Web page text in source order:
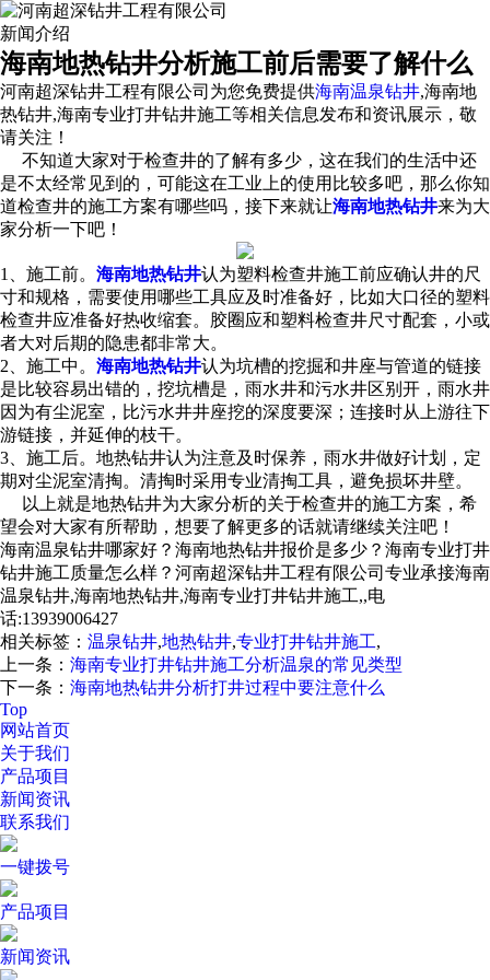
新闻介绍
海南地热钻井分析施工前后需要了解什么
河南超深钻井工程有限公司为您免费提供海南温泉钻井,海南地
热钻井,海南专业打井钻井施工等相关信息发布和资讯展示，敬
请关注！
不知道大家对于检查井的了解有多少，这在我们的生活中还
是不太经常见到的，可能这在工业上的使用比较多吧，那么你知
道检查井的施工方案有哪些吗，接下来就让海南地热钻井来为大
家分析一下吧！
1、施工前。 海南地热钻井认为塑料检查井施工前应确认井的尺
寸和规格，需要使用哪些工具应及时准备好，比如大口径的塑料
检查井应准备好热收缩套。胶圈应和塑料检查井尺寸配套，小或
者大对后期的隐患都非常大。
2、施工中。 海南地热钻井认为坑槽的挖掘和井座与管道的链接
是比较容易出错的，挖坑槽是，雨水井和污水井区别开，雨水井
因为有尘泥室，比污水井井座挖的深度要深；连接时从上游往下
游链接，并延伸的枝干。
3、施工后。地热钻井认为注意及时保养，雨水井做好计划，定
期对尘泥室清掏。清掏时采用专业清掏工具，避免损坏井壁。
以上就是地热钻井为大家分析的关于检查井的施工方案，希
望会对大家有所帮助，想要了解更多的话就请继续关注吧！
海南温泉钻井哪家好？海南地热钻井报价是多少？海南专业打井
钻井施工质量怎么样？河南超深钻井工程有限公司专业承接海南
温泉钻井,海南地热钻井,海南专业打井钻井施工,,电
话:13939006427
相关标签： 温泉钻井,地热钻井,专业打井钻井施工,
上一条： 海南专业打井钻井施工分析温泉的常见类型
下一条： 海南地热钻井分析打井过程中要注意什么
Top
网站首页
关于我们
产品项目
新闻资讯
联系我们
一键拨号
产品项目
新闻资讯